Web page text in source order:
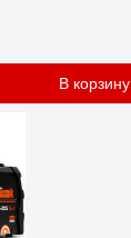
В корзину